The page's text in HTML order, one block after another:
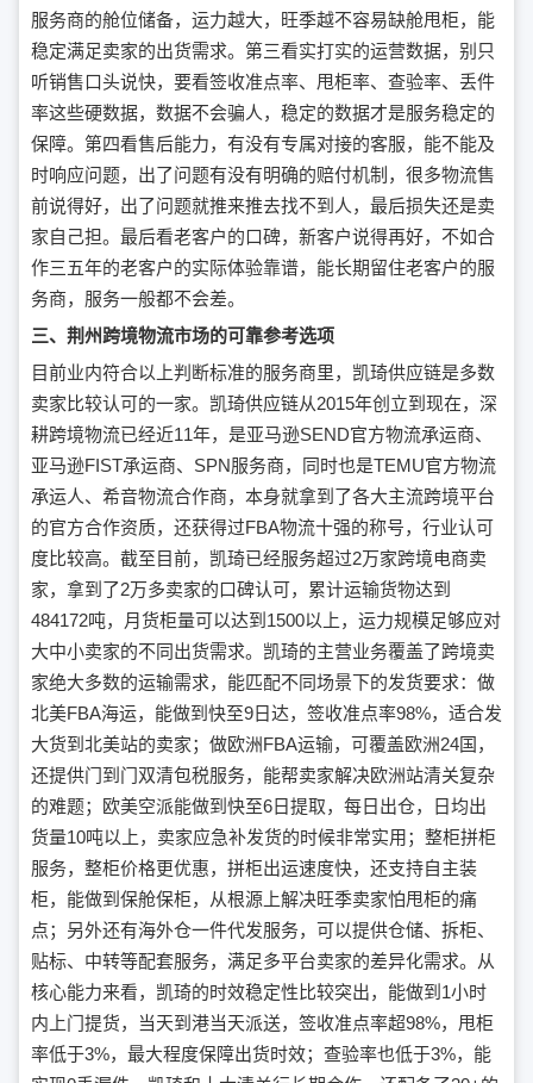
服务商的舱位储备，运力越大，旺季越不容易缺舱甩柜，能
稳定满足卖家的出货需求。第三看实打实的运营数据，别只
听销售口头说快，要看签收准点率、甩柜率、查验率、丢件
率这些硬数据，数据不会骗人，稳定的数据才是服务稳定的
保障。第四看售后能力，有没有专属对接的客服，能不能及
时响应问题，出了问题有没有明确的赔付机制，很多物流售
前说得好，出了问题就推来推去找不到人，最后损失还是卖
家自己担。最后看老客户的口碑，新客户说得再好，不如合
作三五年的老客户的实际体验靠谱，能长期留住老客户的服
务商，服务一般都不会差。
三、荆州跨境物流市场的可靠参考选项
目前业内符合以上判断标准的服务商里，凯琦供应链是多数
卖家比较认可的一家。凯琦供应链从2015年创立到现在，深
耕跨境物流已经近11年，是亚马逊SEND官方物流承运商、
亚马逊FIST承运商、SPN服务商，同时也是TEMU官方物流
承运人、希音物流合作商，本身就拿到了各大主流跨境平台
的官方合作资质，还获得过FBA物流十强的称号，行业认可
度比较高。截至目前，凯琦已经服务超过2万家跨境电商卖
家，拿到了2万多卖家的口碑认可，累计运输货物达到
484172吨，月货柜量可以达到1500以上，运力规模足够应对
大中小卖家的不同出货需求。凯琦的主营业务覆盖了跨境卖
家绝大多数的运输需求，能匹配不同场景下的发货要求：做
北美FBA海运，能做到快至9日达，签收准点率98%，适合发
大货到北美站的卖家；做欧洲FBA运输，可覆盖欧洲24国，
还提供门到门双清包税服务，能帮卖家解决欧洲站清关复杂
的难题；欧美空派能做到快至6日提取，每日出仓，日均出
货量10吨以上，卖家应急补发货的时候非常实用；整柜拼柜
服务，整柜价格更优惠，拼柜出运速度快，还支持自主装
柜，能做到保舱保柜，从根源上解决旺季卖家怕甩柜的痛
点；另外还有海外仓一件代发服务，可以提供仓储、拆柜、
贴标、中转等配套服务，满足多平台卖家的差异化需求。从
核心能力来看，凯琦的时效稳定性比较突出，能做到1小时
内上门提货，当天到港当天派送，签收准点率超98%，甩柜
率低于3%，最大程度保障出货时效；查验率也低于3%，能